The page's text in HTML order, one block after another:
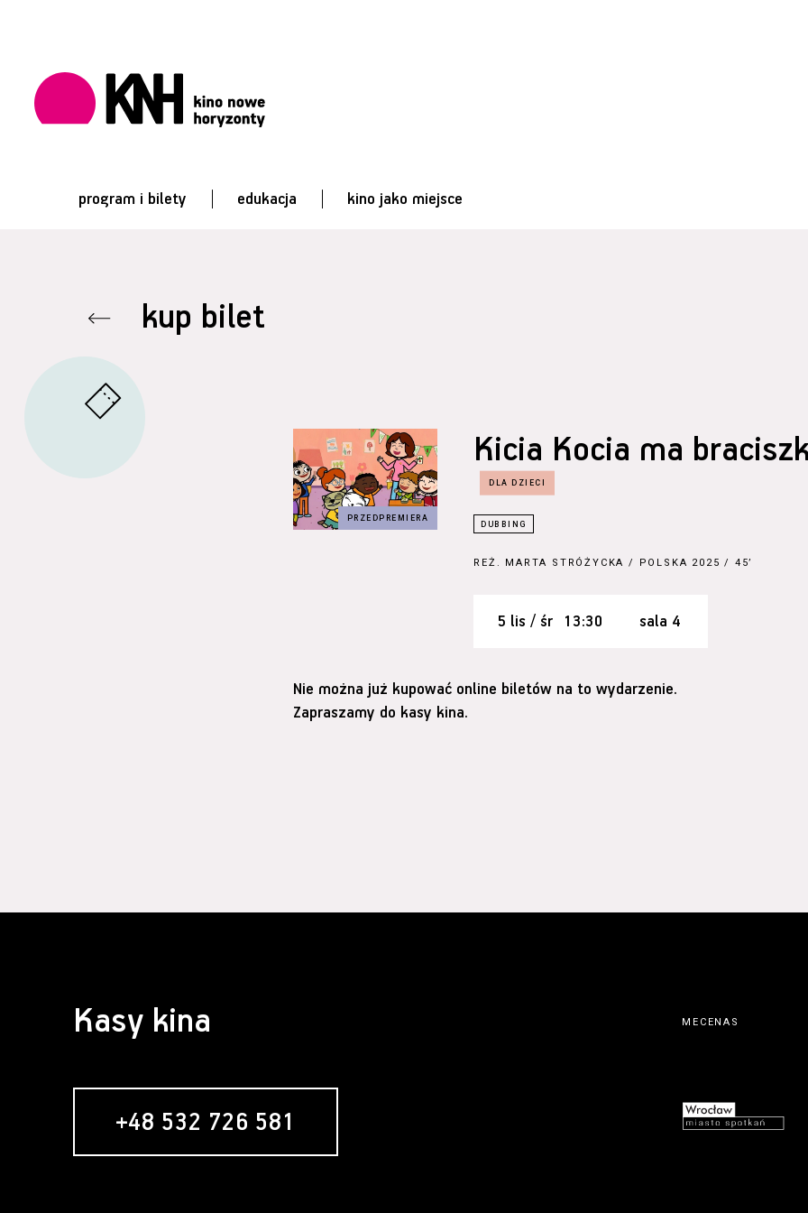
program i bilety edukacja kino jako miejsce
kup bilet
Kicia Kocia ma
REŻ. MARTA STRÓŻYCKA / POLSKA 2025 / 45’
5 lis / śr 13:30 sala 4
Nie można już kupować online biletów na to wydarzenie.
Zapraszamy do kasy kina.
Kasy kina
+48 532 726 581
MECENAS